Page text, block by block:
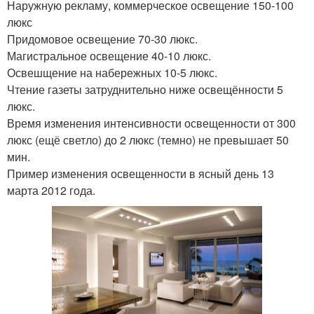
Наружную рекламу, коммерческое освещение 150-100
люкс
Придомовое освещение 70-30 люкс.
Магистральное освещение 40-10 люкс.
Освешщение на набережных 10-5 люкс.
Чтение газеты затруднительно ниже освещённости 5
люкс.
Время изменения интенсивности освещенности от 300
люкс (ещё светло) до 2 люкс (темно) не превышает 50
мин.
Пример изменения освещенности в ясный день 13
марта 2012 года.